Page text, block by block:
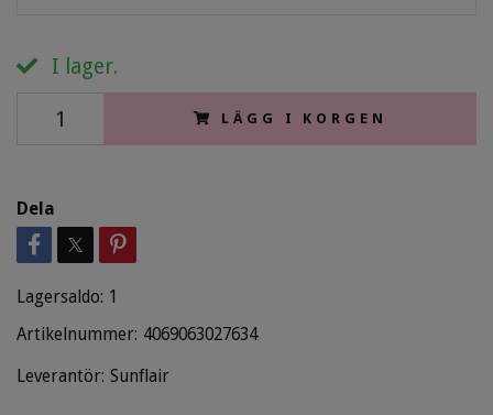
I lager.
LÄGG I KORGEN
Dela
Lagersaldo: 1
Artikelnummer: 4069063027634
Leverantör: Sunflair